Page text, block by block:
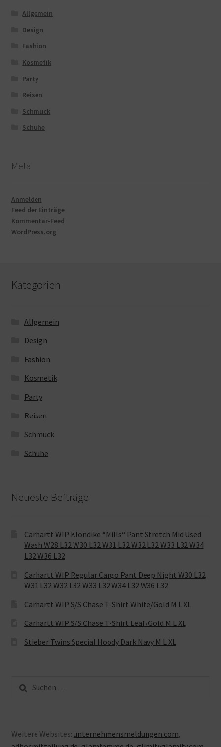
Allgemein
Design
Fashion
Kosmetik
Party
Reisen
Schmuck
Schuhe
Meta
Anmelden
Feed der Einträge
Kommentar-Feed
WordPress.org
Kategorien
Allgemein
Design
Fashion
Kosmetik
Party
Reisen
Schmuck
Schuhe
Neueste Beiträge
Carhartt WIP Klondike “Mills“ Pant Stretch Mid Used
Wash W28 L32 W30 L32 W31 L32 W32 L32 W33 L32 W34
L32 W36 L32
Carhartt WIP Regular Cargo Pant Deep Night W30 L32
W31 L32 W32 L32 W33 L32 W34 L32 W36 L32
Carhartt WIP S/S Chase T-Shirt White/Gold M L XL
Carhartt WIP S/S Chase T-Shirt Leaf/Gold M L XL
Stieber Twins Special Hoody Dark Navy M L XL
Suche
nach:
Weitere Websites: unternehmensmeldungen.com,